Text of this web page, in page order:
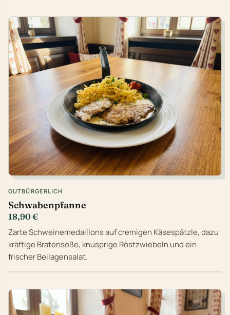
GUTBÜRGERLICH
Schwabenpfanne
18,90 €
Zarte Schweinemedaillons auf cremigen Käsespätzle, dazu
kräftige Bratensoße, knusprige Röstzwiebeln und ein
frischer Beilagensalat.